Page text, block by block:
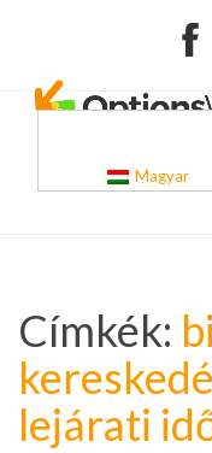
Magyar
Címkék:
lejárati